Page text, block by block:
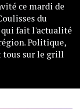
ce mardi de
du
qui fait l'actualité
Politique,
tous sur le grill